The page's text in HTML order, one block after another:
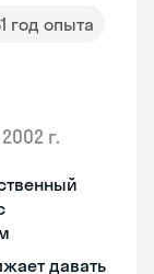
год опыта
2002 г.
давать